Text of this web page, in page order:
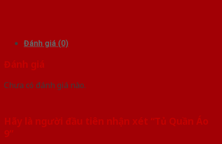
Đánh giá (0)
Đánh giá
Chưa có đánh giá nào.
Hãy là người đầu tiên nhận xét “Tủ Quần Áo
9”